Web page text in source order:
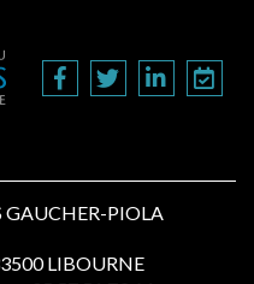
PIOLA
LIBOURNE